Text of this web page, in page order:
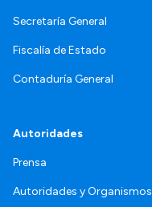
Secretaría General
Fiscalía de Estado
Contaduría General
Autoridades
Prensa
Autoridades y Organismos